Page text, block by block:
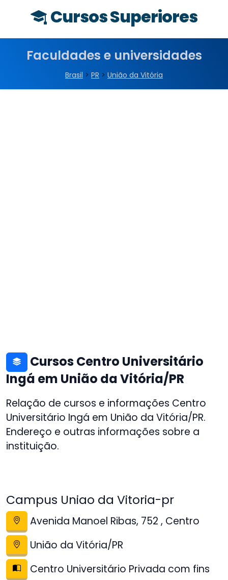
Cursos Superiores
Faculdades e universidades
Brasil > PR > União da Vitória
Cursos Centro Universitário
Ingá em União da Vitória/PR
Relação de cursos e informações Centro
Universitário Ingá em União da Vitória/PR.
Endereço e outras informações sobre a
instituição.
Campus Uniao da Vitoria-pr
Avenida Manoel Ribas, 752 , Centro
União da Vitória/PR
Centro Universitário Privada com fins